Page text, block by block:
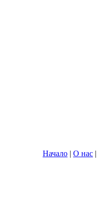
Начало | О нас |